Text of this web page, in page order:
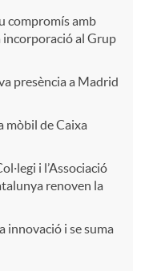
compromís amb
incorporació al Grup
presència a Madrid
mòbil de Caixa
i l’Associació
renoven la
innovació i se suma